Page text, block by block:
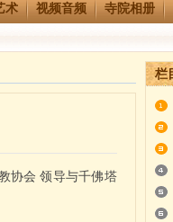
术 视频音频 寺院相册
协会 领导与千佛塔
栏